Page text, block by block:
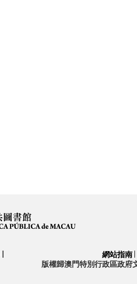
|
網站指南
版權歸澳門特別行政區政府